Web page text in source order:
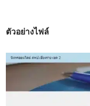
ตัวอย่างไฟล์